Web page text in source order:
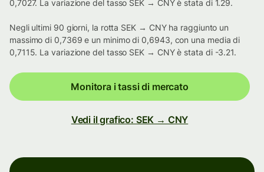
0,7027. La variazione del tasso SEK → CNY è stata di 1.29.
Negli ultimi 90 giorni, la rotta SEK → CNY ha raggiunto un
massimo di 0,7369 e un minimo di 0,6943, con una media di
0,7115. La variazione del tasso SEK → CNY è stata di -3.21.
Monitora i tassi di mercato
Vedi il grafico: SEK → CNY